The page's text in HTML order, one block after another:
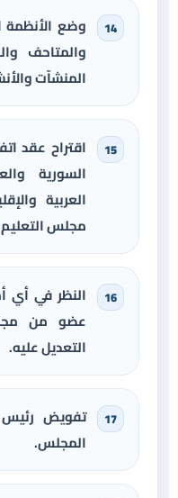
وضع الأنظمة
والمتاحف
المنشآت
اقتراح عقد
السورية
العربية
مجلس
النظر في أي
عضو من
التعديل عليه.
تفويض
المجلس.